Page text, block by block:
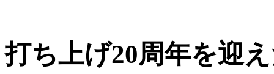
打ち上げ20周年を迎